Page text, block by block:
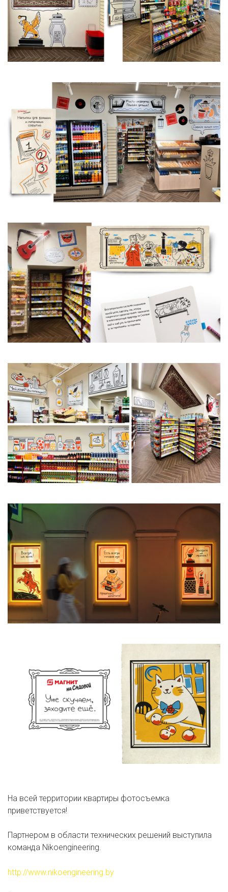
На всей территории квартиры фотосъемка
приветствуется!
Партнером в области технических решений выступила
команда Nikoengineering.
http://www.nikoengineering.by